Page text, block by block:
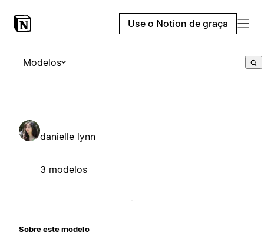
Use o Notion de graça
Modelos
danielle lynn
3 modelos
Sobre este modelo